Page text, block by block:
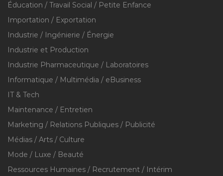
Éducation / Travail Social / Petite Enfance
Importation / Exportation
Industrie / Ingénierie / Énergie
Industrie et Production
Industrie Pharmaceutique / Laboratoires
Informatique / Multimédia / eBusiness
IT & Tech
Maintenance / Entretien
Marketing / Relations Publiques / Publicité
Médias / Arts / Culture
Mode / Luxe / Beauté
Ressources Humaines / Recrutement / Intérim